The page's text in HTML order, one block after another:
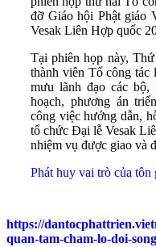
đỡ Giáo hội Phật giáo
Vesak Liên Hợp quốc
Tại phiên họp này,
thành viên Tổ công tác
mưu lãnh đạo các bộ,
hoạch, phương án
công việc hướng dẫn,
tổ chức Đại lễ Vesak
nhiệm vụ được giao và
Phát huy vai trò của
https://
quan-tam-cham-lo-doi-